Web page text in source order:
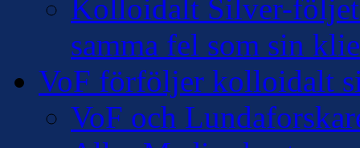
Kolloidalt Silver-
samma fel som sin
VoF förföljer kolloidalt
VoF och